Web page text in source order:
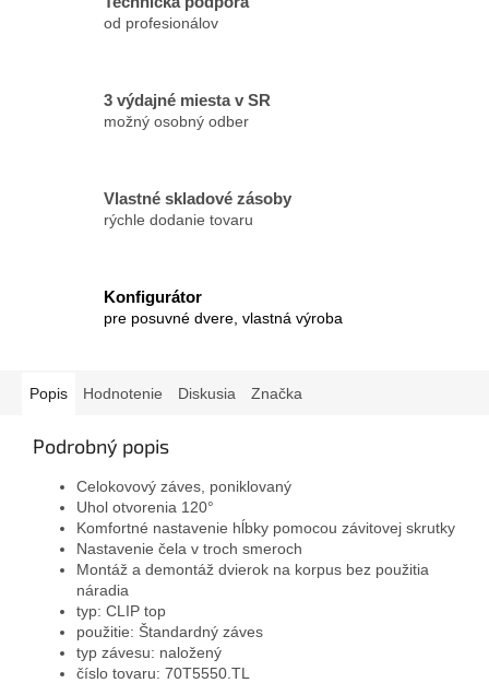
od profesionálov
3 výdajné miesta v SR
možný osobný odber
Vlastné skladové zásoby
rýchle dodanie tovaru
Konfigurátor
pre posuvné dvere, vlastná výroba
Popis Hodnotenie Diskusia Značka
Podrobný popis
Celokovový záves, poniklovaný
Uhol otvorenia 120°
Komfortné nastavenie hĺbky pomocou závitovej skrutky
Nastavenie čela v troch smeroch
Montáž a demontáž dvierok na korpus bez použitia
náradia
typ: CLIP top
použitie: Štandardný záves
typ závesu: naložený
číslo tovaru: 70T5550.TL